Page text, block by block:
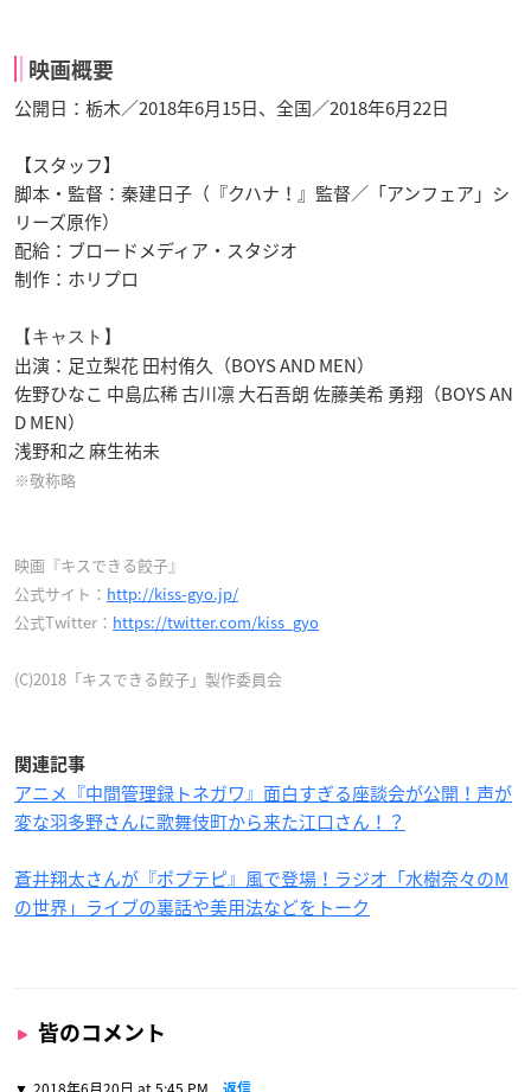
映画概要
公開日：栃木／2018年6月15日、全国／2018年6月22日
【スタッフ】
脚本・監督：秦建日子（『クハナ！』監督／「アンフェア」シ
リーズ原作）
配給：ブロードメディア・スタジオ
制作：ホリプロ
【キャスト】
出演：足立梨花 田村侑久（BOYS AND MEN）
佐野ひなこ 中島広稀 古川凛 大石吾朗 佐藤美希 勇翔（BOYS AN
D MEN）
浅野和之 麻生祐未
※敬称略
映画『キスできる餃子』
公式サイト： http://kiss-gyo.jp/
公式Twitter： https://twitter.com/kiss_gyo
(C)2018「キスできる餃子」製作委員会
関連記事
アニメ『中間管理録トネガワ』面白すぎる座談会が公開！声が
変な羽多野さんに歌舞伎町から来た江口さん！？
蒼井翔太さんが『ポプテピ』風で登場！ラジオ「水樹奈々のM
の世界」ライブの裏話や美用法などをトーク
皆のコメント
返信